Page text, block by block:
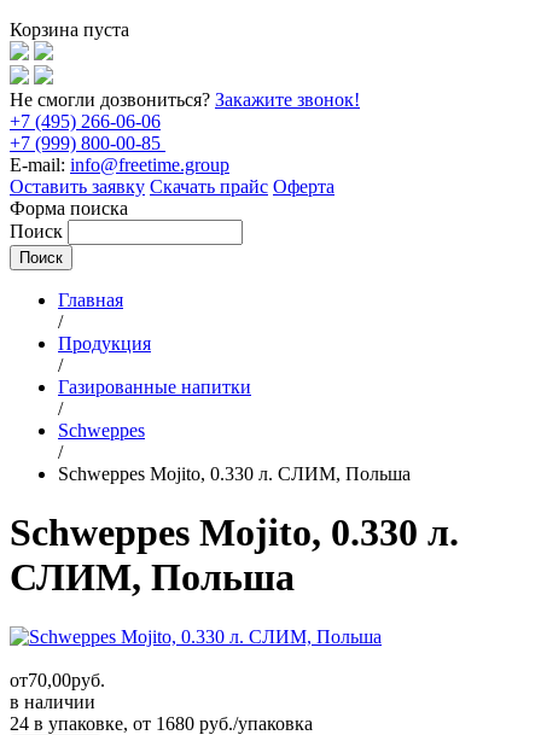
Корзина пуста
Не смогли дозвониться? Закажите звонок!
+7 (495) 266-06-06
+7 (999) 800-00-85
E-mail: info@freetime.group
Оставить заявку Скачать прайс Оферта
Форма поиска
Поиск
Главная
/
Продукция
/
Газированные напитки
/
Schweppes
/
Schweppes Mojito, 0.330 л. СЛИМ, Польша
Schweppes Mojito, 0.330 л.
СЛИМ, Польша
от70,00руб.
в наличии
24 в упаковке, от 1680 руб./упаковка